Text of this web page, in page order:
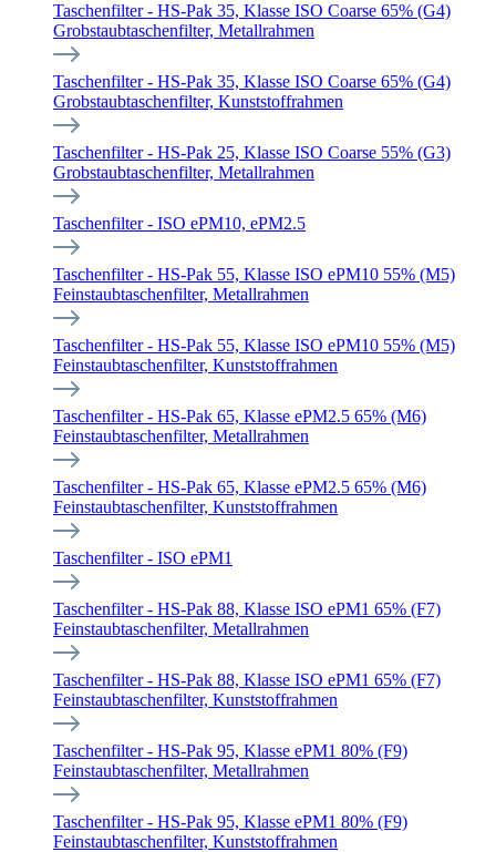
Taschenfilter - HS-Pak 35, Klasse ISO Coarse 65% (G4)
Grobstaubtaschenfilter, Metallrahmen
Taschenfilter - HS-Pak 35, Klasse ISO Coarse 65% (G4)
Grobstaubtaschenfilter, Kunststoffrahmen
Taschenfilter - HS-Pak 25, Klasse ISO Coarse 55% (G3)
Grobstaubtaschenfilter, Metallrahmen
Taschenfilter - ISO ePM10, ePM2.5
Taschenfilter - HS-Pak 55, Klasse ISO ePM10 55% (M5)
Feinstaubtaschenfilter, Metallrahmen
Taschenfilter - HS-Pak 55, Klasse ISO ePM10 55% (M5)
Feinstaubtaschenfilter, Kunststoffrahmen
Taschenfilter - HS-Pak 65, Klasse ePM2.5 65% (M6)
Feinstaubtaschenfilter, Metallrahmen
Taschenfilter - HS-Pak 65, Klasse ePM2.5 65% (M6)
Feinstaubtaschenfilter, Kunststoffrahmen
Taschenfilter - ISO ePM1
Taschenfilter - HS-Pak 88, Klasse ISO ePM1 65% (F7)
Feinstaubtaschenfilter, Metallrahmen
Taschenfilter - HS-Pak 88, Klasse ISO ePM1 65% (F7)
Feinstaubtaschenfilter, Kunststoffrahmen
Taschenfilter - HS-Pak 95, Klasse ePM1 80% (F9)
Feinstaubtaschenfilter, Metallrahmen
Taschenfilter - HS-Pak 95, Klasse ePM1 80% (F9)
Feinstaubtaschenfilter, Kunststoffrahmen